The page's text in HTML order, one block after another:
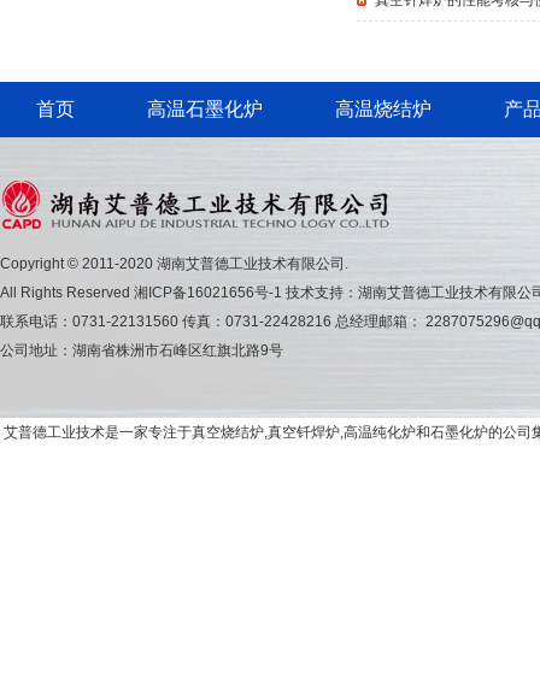
首页 高温石墨化炉 高温烧结炉 产
Copyright © 2011-2020 湖南艾普德工业技术有限公司.
All Rights Reserved 湘ICP备16021656号-1 技术支持：湖南艾普德工业技术有限公
联系电话：0731-22131560 传真：0731-22428216 总经理邮箱：
公司地址：湖南省株洲市石峰区红旗北路9号
艾普德工业技术是一家专注于真空烧结炉,真空钎焊炉,高温纯化炉和石墨化炉的公